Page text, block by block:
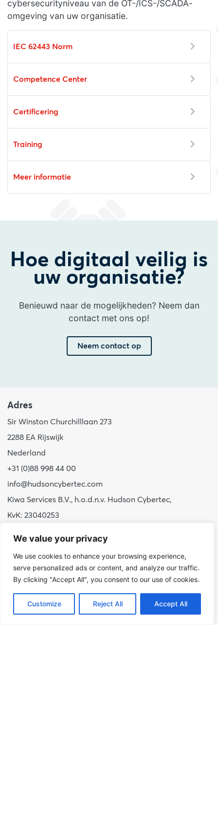
We value your privacy
We use cookies to enhance your browsing experience,
serve personalized ads or content, and analyze our traffic.
By clicking "Accept All", you consent to our use of cookies.
Customize Reject All Accept All
cybersecurityniveau van de OT-/ICS-/SCADA-
omgeving van uw organisatie.
IEC 62443 Norm
Competence Center
Certificering
Training
Meer informatie
Hoe digitaal veilig is
uw organisatie?
Benieuwd naar de mogelijkheden? Neem dan
contact met ons op!
Neem contact op
Adres
Sir Winston Churchilllaan 273
2288 EA Rijswijk
Nederland
+31 (0)88 998 44 00
info@hudsoncybertec.com
Kiwa Services B.V., h.o.d.n.v. Hudson Cybertec,
KvK: 23040253
Over ons
Onze werkwijze
Voordelen Hudson Cybertec
Werken bij